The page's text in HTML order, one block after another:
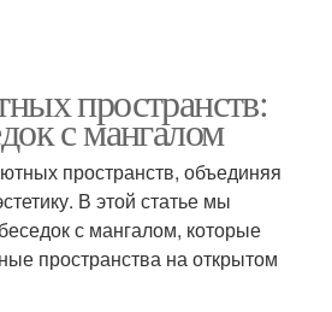
пространств:
с мангалом
пространств, объединяя
В этой статье мы
с мангалом, которые
пространства на открытом